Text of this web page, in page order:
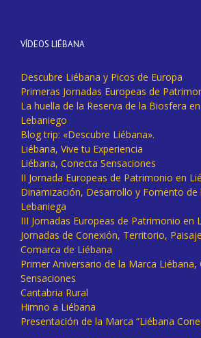
VÍDEOS LIÉBANA
Descubre Liébana y Picos de Europa
Primeras Jornadas Europeas de
La huella de la Reserva de la Biosfera
Lebaniego
Blog trip: «Descubre Liébana».
Liébana, Vive tu Experiencia
Liébana, Conecta Sensaciones
II Jornada Europeas de Patrimonio en
Dinamización, Desarrollo y Fomento de
Lebaniega
III Jornadas Europeas de Patrimonio en
Jornadas de Conexión, Territorio,
Comarca de Liébana
Primer Aniversario de la Marca Liébana,
Sensaciones
Cantabria Rural
Himno a Liébana
Presentación de la Marca “Liébana